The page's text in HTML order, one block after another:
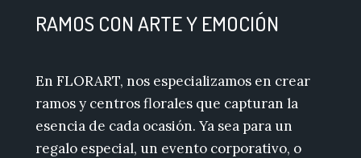
RAMOS CON ARTE Y EMOCIÓN
En FLORART, nos especializamos en crear
ramos y centros florales que capturan la
esencia de cada ocasión. Ya sea para un
regalo especial, un evento corporativo, o